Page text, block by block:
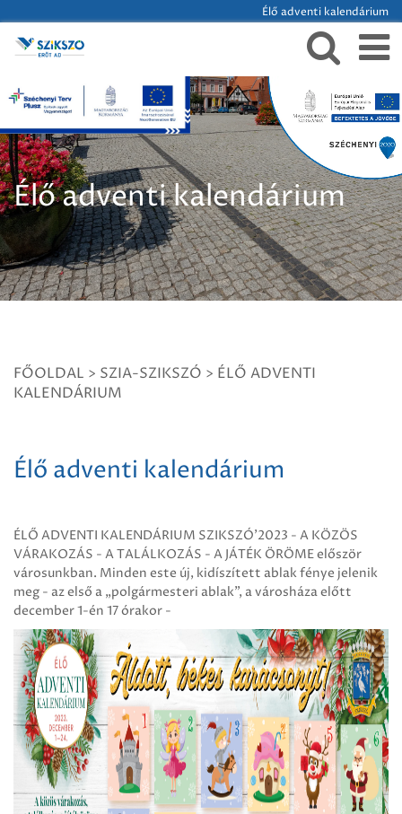
Élő adventi kalendárium
Élő adventi kalendárium
FŐOLDAL > SZIA-SZIKSZÓ > ÉLŐ ADVENTI
KALENDÁRIUM
Élő adventi kalendárium
ÉLŐ ADVENTI KALENDÁRIUM SZIKSZÓ'2023 - A KÖZÖS
VÁRAKOZÁS - A TALÁLKOZÁS - A JÁTÉK ÖRÖME először
városunkban. Minden este új, kidíszített ablak fénye jelenik
meg - az első a „polgármesteri ablak”, a városháza előtt
december 1-én 17 órakor -